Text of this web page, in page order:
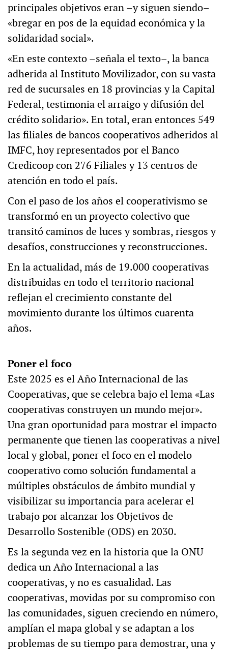
principales objetivos eran –y siguen siendo–
«bregar en pos de la equidad económica y la
solidaridad social».
«En este contexto –señala el texto–, la banca
adherida al Instituto Movilizador, con su vasta
red de sucursales en 18 provincias y la Capital
Federal, testimonia el arraigo y difusión del
crédito solidario». En total, eran entonces 549
las filiales de bancos cooperativos adheridos al
IMFC, hoy representados por el Banco
Credicoop con 276 Filiales y 13 centros de
atención en todo el país.
Con el paso de los años el cooperativismo se
transformó en un proyecto colectivo que
transitó caminos de luces y sombras, riesgos y
desafíos, construcciones y reconstrucciones.
En la actualidad, más de 19.000 cooperativas
distribuidas en todo el territorio nacional
reflejan el crecimiento constante del
movimiento durante los últimos cuarenta
años.
Poner el foco
Este 2025 es el Año Internacional de las
Cooperativas, que se celebra bajo el lema «Las
cooperativas construyen un mundo mejor».
Una gran oportunidad para mostrar el impacto
permanente que tienen las cooperativas a nivel
local y global, poner el foco en el modelo
cooperativo como solución fundamental a
múltiples obstáculos de ámbito mundial y
visibilizar su importancia para acelerar el
trabajo por alcanzar los Objetivos de
Desarrollo Sostenible (ODS) en 2030.
Es la segunda vez en la historia que la ONU
dedica un Año Internacional a las
cooperativas, y no es casualidad. Las
cooperativas, movidas por su compromiso con
las comunidades, siguen creciendo en número,
amplían el mapa global y se adaptan a los
problemas de su tiempo para demostrar, una y